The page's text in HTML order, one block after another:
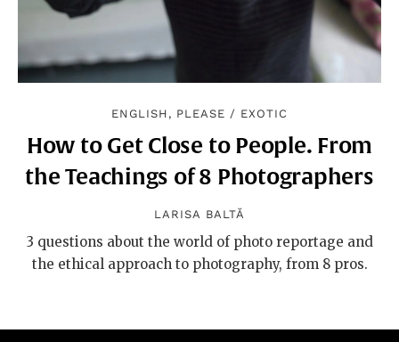
ENGLISH, PLEASE / EXOTIC
How to Get Close to People. From
the Teachings of 8 Photographers
LARISA BALTĂ
3 questions about the world of photo reportage and
the ethical approach to photography, from 8 pros.